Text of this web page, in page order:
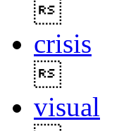
crisis
visual